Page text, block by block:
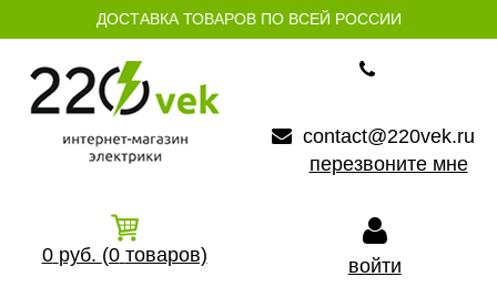
ДОСТАВКА ТОВАРОВ ПО ВСЕЙ РОССИИ
contact@220vek.ru
перезвоните мне
0 руб. (0 товаров) войти